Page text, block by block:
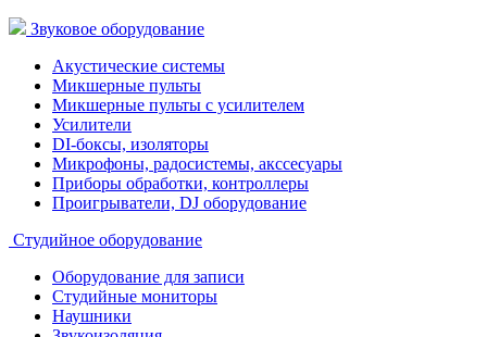
Звуковое оборудование
Акустические системы
Микшерные пульты
Микшерные пульты с усилителем
Усилители
DI-боксы, изоляторы
Микрофоны, радосистемы, акссесуары
Приборы обработки, контроллеры
Проигрыватели, DJ оборудование
Студийное оборудование
Оборудование для записи
Студийные мониторы
Наушники